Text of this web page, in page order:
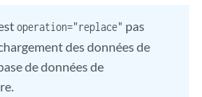
operation="replace" pas
des données de
de données de